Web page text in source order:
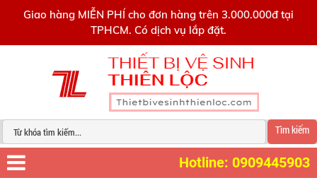
Giao hàng MIỄN PHÍ cho đơn hàng trên 3.000.000đ tại
TPHCM. Có dịch vụ lắp đặt.
Tìm kiếm
Hotline: 0909445903
0909445903